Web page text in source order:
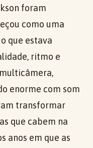
foram
como uma
que estava
ritmo e
enorme com som
transformar
que cabem na
anos em que as